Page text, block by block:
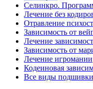
Селинкро.
Лечение без
Отравление
Зависимость от
Лечение
Зависимость от
Лечение игромании
Кодеиновая
Все виды подшивки